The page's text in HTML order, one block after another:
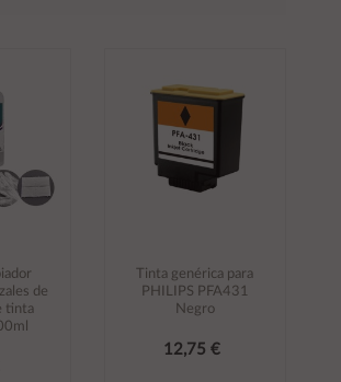
de
tinta
Tinta genérica para
PHILIPS PFA431
Negro
12,75 €